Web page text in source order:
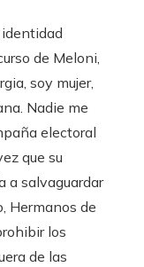
de Meloni,
soy mujer,
Nadie me
electoral
que su
a salvaguardar
Hermanos de
los
de las